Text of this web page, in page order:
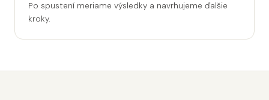
Po spustení meriame výsledky a navrhujeme ďalšie
kroky.